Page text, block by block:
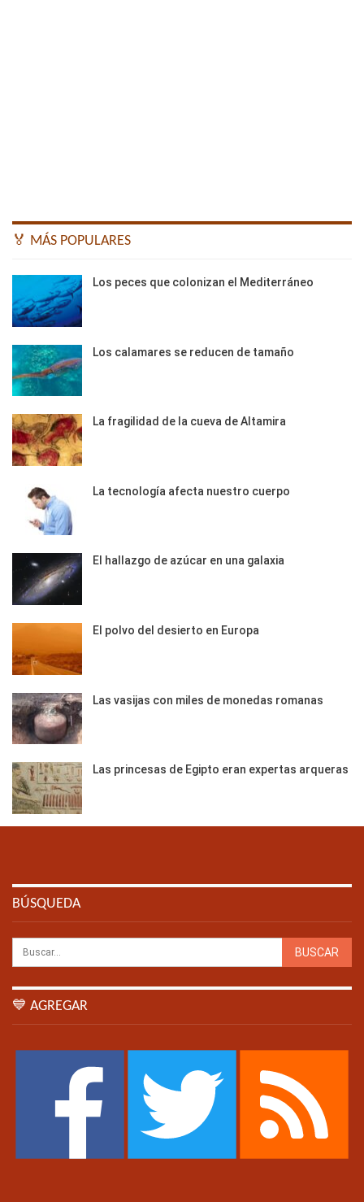
🏅 MÁS POPULARES
Los peces que colonizan el Mediterráneo
Los calamares se reducen de tamaño
La fragilidad de la cueva de Altamira
La tecnología afecta nuestro cuerpo
El hallazgo de azúcar en una galaxia
El polvo del desierto en Europa
Las vasijas con miles de monedas romanas
Las princesas de Egipto eran expertas arqueras
BÚSQUEDA
💙 AGREGAR